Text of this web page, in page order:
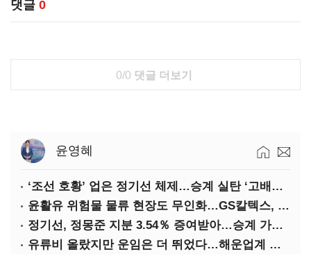
댓글 0
0/0 댓글 더보기
윤영혜
‘조선 호황’ 업은 정기선 체제…승계 실탄 ‘고배당’ 주목
윤활유 위험물 물류 현장도 무인화…GS칼텍스, 디지털 전환 가속
정기선, 정몽준 지분 3.54％ 증여받아…승계 가속화
유류비 올랐지만 운임은 더 뛰었다…해운업계 실적 ‘순항’